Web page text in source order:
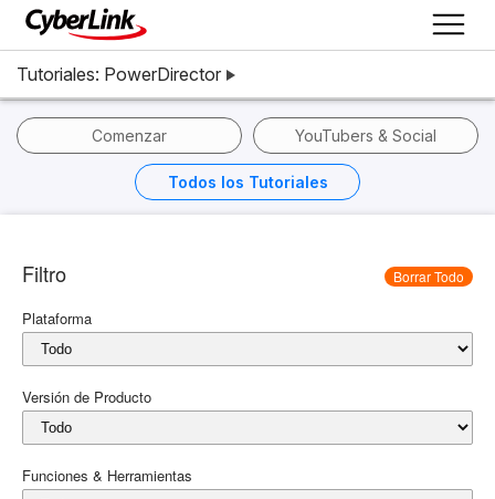
Tutoriales: PowerDirector
Comenzar YouTubers & Social
Todos los Tutoriales
Filtro Borrar Todo
Plataforma
Versión de Producto
Funciones & Herramientas